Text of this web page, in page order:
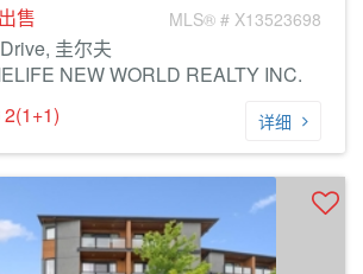
出售 MLS® # X13523698
圭尔夫
NEW WORLD REALTY INC.
2(1+1) 详细